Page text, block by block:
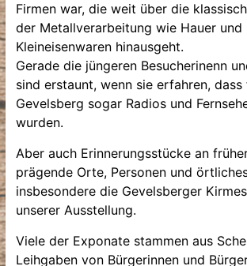
Firmen war, die weit über die
der Metallverarbeitung wie Hauer und
Kleineisenwaren hinausgeht.
Gerade die jüngeren Besucherinenn
sind erstaunt, wenn sie erfahren, dass
Gevelsberg sogar Radios und
wurden.
Aber auch Erinnerungsstücke an
prägende Orte, Personen und
insbesondere die Gevelsberger
unserer Ausstellung.
Viele der Exponate stammen aus
Leihgaben von Bürgerinnen und